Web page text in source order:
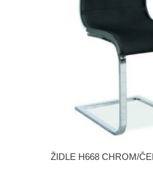
ŽIDLE H668 CHROM/